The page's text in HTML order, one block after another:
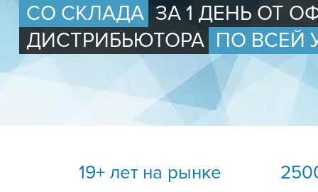
СО СКЛАДА ЗА 1 ДЕНЬ ОТ
ДИСТРИБЬЮТОРА ПО ВСЕЙ
19+ лет на рынке